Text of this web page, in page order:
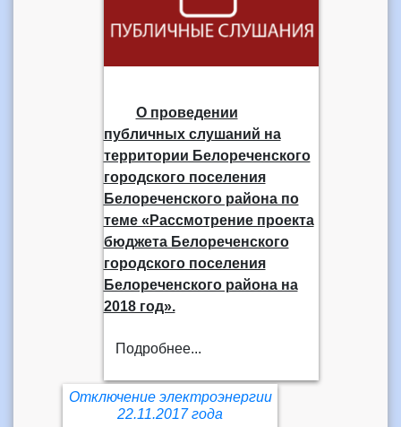
О проведении
публичных слушаний на
территории Белореченского
городского поселения
Белореченского района по
теме «Рассмотрение проекта
бюджета Белореченского
городского поселения
Белореченского района на
2018 год».
Подробнее...
Отключение электроэнергии
22.11.2017 года